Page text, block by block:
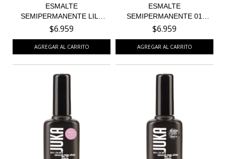
ESMALTE
SEMIPERMANENTE LILA
CAKE 72
$6.959
ESMALTE
SEMIPERMANENTE 01
WHITE RABBIT
$6.959